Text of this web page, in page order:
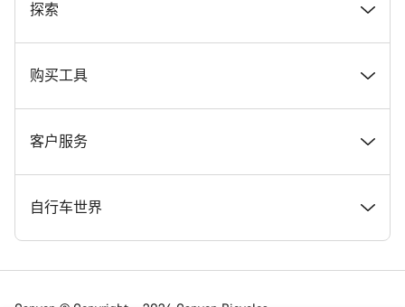
奖项
在 Canyon 工作
Canyon 新闻发布室
条款和条件
法律披露
探索
新闻和故事
提示和建议
Canyon Home Koblenz
会员礼遇
购买工具
找到您梦寐以求的 Canyon 自行车
现货自行车
找到您的 Canyon 尺寸
客户服务
支持中心
服务网点
自行车世界
公路车